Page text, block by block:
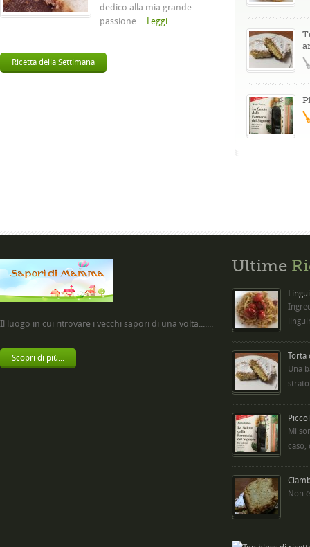
dedico alla mia grande
passione.... Leggi
Ricetta della Settimana
Il luogo in cui ritrovare i vecchi sapori di una volta.......
Scopri di più...
Ultime
Torta
Una
Mi
caso,
Non